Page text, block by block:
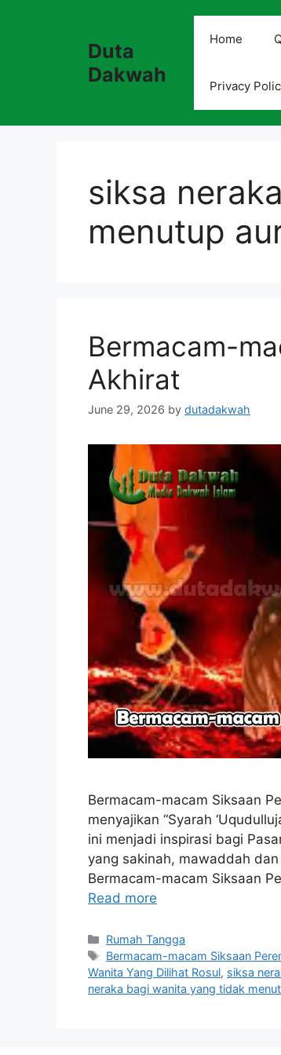
Duta
Dakwah
Home
Privacy
siksa
menutup
Bermacam-
Akhirat
June 29, 2026 by dutadakwah
Bermacam-macam Siksaan
menyajikan “Syarah
ini menjadi inspirasi bagi
yang sakinah, mawaddah
Bermacam-macam Siksaan
Read more
Categories
Rumah Tangga
Tags
Bermacam-macam Siksaan
Wanita Yang Dilihat Rosul, siksa
neraka bagi wanita yang tidak